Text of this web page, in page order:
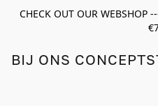
CHECK OUT OUR WEBSHOP
BIJ ONS